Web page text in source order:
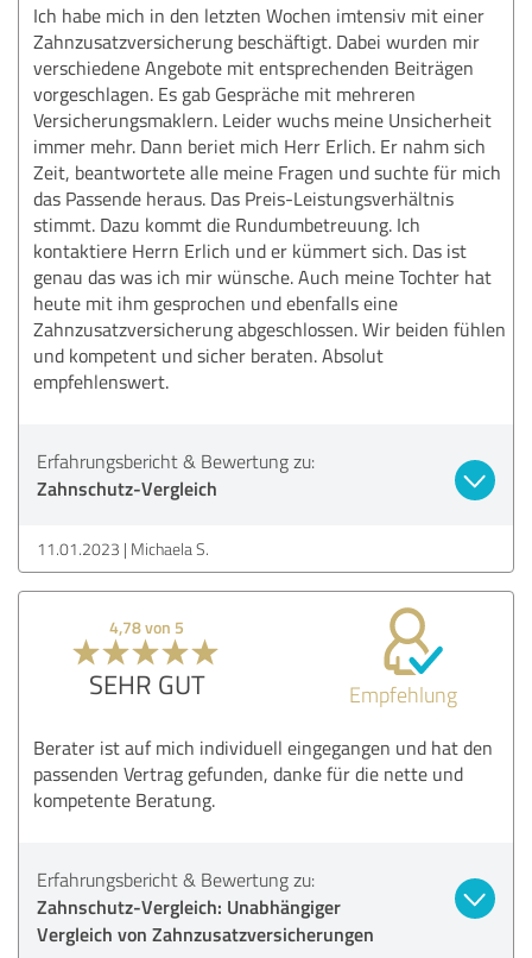
Ich habe mich in den letzten Wochen imtensiv mit einer
Zahnzusatzversicherung beschäftigt. Dabei wurden mir
verschiedene Angebote mit entsprechenden Beiträgen
vorgeschlagen. Es gab Gespräche mit mehreren
Versicherungsmaklern. Leider wuchs meine Unsicherheit
immer mehr. Dann beriet mich Herr Erlich. Er nahm sich
Zeit, beantwortete alle meine Fragen und suchte für mich
das Passende heraus. Das Preis-Leistungsverhältnis
stimmt. Dazu kommt die Rundumbetreuung. Ich
kontaktiere Herrn Erlich und er kümmert sich. Das ist
genau das was ich mir wünsche. Auch meine Tochter hat
heute mit ihm gesprochen und ebenfalls eine
Zahnzusatzversicherung abgeschlossen. Wir beiden fühlen
und kompetent und sicher beraten. Absolut
empfehlenswert.
Erfahrungsbericht & Bewertung zu:
Zahnschutz-Vergleich
11.01.2023 Michaela S.
4,78 von 5
SEHR GUT Empfehlung
Berater ist auf mich individuell eingegangen und hat den
passenden Vertrag gefunden, danke für die nette und
kompetente Beratung.
Erfahrungsbericht & Bewertung zu:
Zahnschutz-Vergleich: Unabhängiger
Vergleich von Zahnzusatzversicherungen